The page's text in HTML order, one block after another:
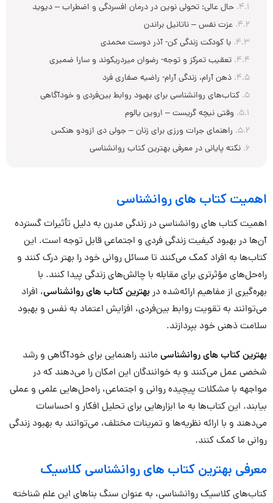
حال عالی: تحولی نوین در درمان افسردگی و اضطراب – دیوید دی برنز
عزت نفس – ناتانیل براندن
با کودکت زندگی کن- آذر دوست محمدی
تعقیب تمرکز و توجه- رضوان میردریکوند و سارا ضمیری
ذهن آرام، زندگی آرام- راضیه صفاری فرد
کتاب‌های روانشناسی برای بهبود روابط بین‌فردی و خودآگاهی
وقتی نیچه گریست – اروین یالوم
راهنمای جرات ورزی برای زنان – جولی دی ازودو هنکس
نکته پایانی در معرفی بهترین کتاب روانشناسی
اهمیت کتاب های روانشناسی
اهمیت کتاب های روانشناسی در زندگی مدرن به دلیل تأثیرات گسترده
آن‌ها در بهبود کیفیت زندگی فردی و اجتماعی قابل توجه است. این
کتاب‌ها به افراد کمک می‌کنند تا مسائل روانی خود را بهتر درک کنند و
راه‌حل‌های مؤثرتری برای مقابله با چالش‌های زندگی پیدا کنند. با
بهره‌گیری از مفاهیم ارائه‌شده دربهترین کتاب های روانشناسی، افراد
می‌توانند به تقویت روابط بین‌فردی، افزایش اعتماد به نفس و بهبود
سلامت ذهنی خود بپردازند.
بهترین کتاب های روانشناسی مانند راهنمایی برای خودآگاهی و رشد
شخصی عمل می‌کنند و به خوانندگان این امکان را می‌دهند که در
مواجهه با مشکلات پیچیده روانی و اجتماعی، راه‌حل‌هایی علمی و عملی
بیابند. این کتاب‌ها به ما ابزارهایی برای تحلیل افکار و احساسات
می‌دهند و با ارائه نظریه‌ها و تمرینات مختلف، می‌توانند به بهبود زندگی
روانی ما کمک کنند.
معرفی بهترین کتاب های روانشناسی کلاسیک
کتاب‌های کلاسیک روانشناسی، به عنوان سنگ بناهای این علم شناخته